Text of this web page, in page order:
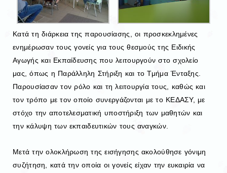
Κατά τη διάρκεια της παρουσίασης, οι προσκεκλημένες
ενημέρωσαν τους γονείς για τους θεσμούς της Ειδικής
Αγωγής και Εκπαίδευσης που λειτουργούν στο σχολείο
μας, όπως η Παράλληλη Στήριξη και το Τμήμα Ένταξης.
Παρουσίασαν τον ρόλο και τη λειτουργία τους, καθώς και
τον τρόπο με τον οποίο συνεργάζονται με το ΚΕΔΑΣΥ, με
στόχο την αποτελεσματική υποστήριξη των μαθητών και
την κάλυψη των εκπαιδευτικών τους αναγκών.
Μετά την ολοκλήρωση της εισήγησης ακολούθησε γόνιμη
συζήτηση, κατά την οποία οι γονείς είχαν την ευκαιρία να